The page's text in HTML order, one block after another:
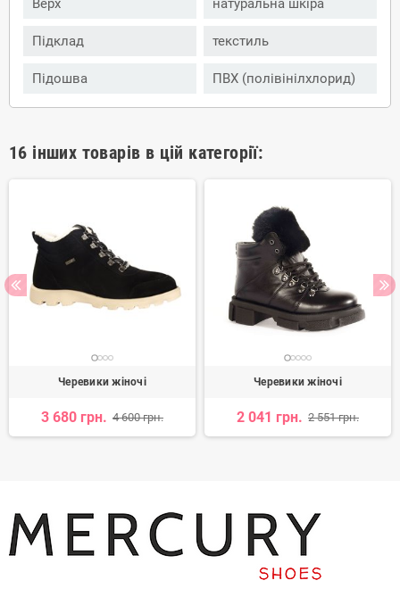
Верх натуральна шкіра
Підклад текстиль
Підошва ПВХ (полівінілхлорид)
16 інших товарів в цій категорії:
Черевики жіночі
3 680 грн. 4 600 грн.
Черевики жіночі
2 041 грн. 2 551 грн.